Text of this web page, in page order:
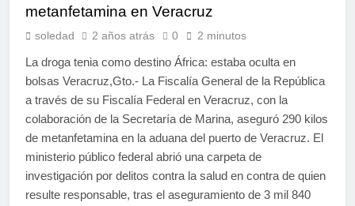
metanfetamina en Veracruz
soledad 2 años atrás 0 2 minutos
La droga tenia como destino África: estaba oculta en
bolsas Veracruz,Gto.- La Fiscalía General de la República
a través de su Fiscalía Federal en Veracruz, con la
colaboración de la Secretaría de Marina, aseguró 290 kilos
de metanfetamina en la aduana del puerto de Veracruz. El
ministerio público federal abrió una carpeta de
investigación por delitos contra la salud en contra de quien
resulte responsable, tras el aseguramiento de 3 mil 840